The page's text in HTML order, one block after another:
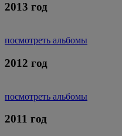
2013 год
посмотреть альбомы
2012 год
посмотреть альбомы
2011 год